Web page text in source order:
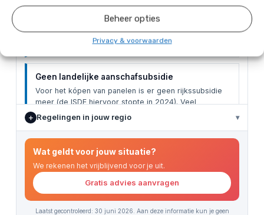
Beheer opties
Privacy & voorwaarden